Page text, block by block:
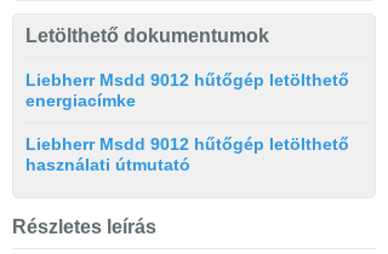
Letölthető dokumentumok
Liebherr Msdd 9012 hűtőgép letölthető
energiacímke
Liebherr Msdd 9012 hűtőgép letölthető
használati útmutató
Részletes leírás